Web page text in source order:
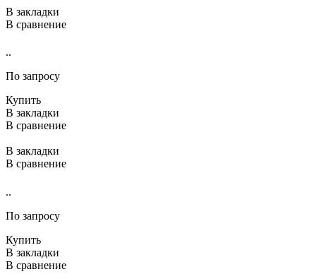
В закладки
В сравнение
..
По запросу
Купить
В закладки
В сравнение
В закладки
В сравнение
..
По запросу
Купить
В закладки
В сравнение